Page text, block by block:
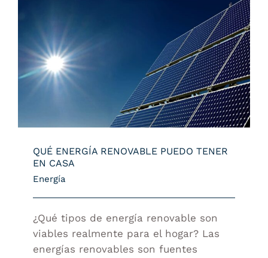
QUÉ ENERGÍA RENOVABLE PUEDO TENER
EN CASA
QUÉ ENERGÍA RENOVABLE PUEDO TENER
EN CASA
Energía
¿Qué tipos de energía renovable son
viables realmente para el hogar? Las
energías renovables son fuentes